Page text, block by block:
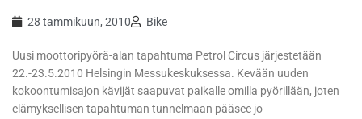
28 tammikuun, 2010 Bike
Uusi moottoripyörä-alan tapahtuma Petrol Circus järjestetään
22.-23.5.2010 Helsingin Messukeskuksessa. Kevään uuden
kokoontumisajon kävijät saapuvat paikalle omilla pyörillään, joten
elämyksellisen tapahtuman tunnelmaan pääsee jo